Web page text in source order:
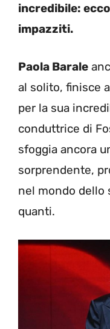
incredibile:
impazziti.
Paola Barale
al solito, finisce
per la sua
conduttrice di
sfoggia ancora
sorprendente,
nel mondo
quanti.